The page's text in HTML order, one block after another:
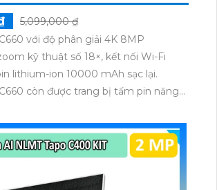
5,099,000 ₫
với độ phân giải 4K 8MP
kỹ thuật số 18×, kết nối Wi-Fi
lithium-ion 10000 mAh sạc lại.
còn được trang bị tấm pin năng
tiện, lưu trữ thẻ microSD tối đa 512